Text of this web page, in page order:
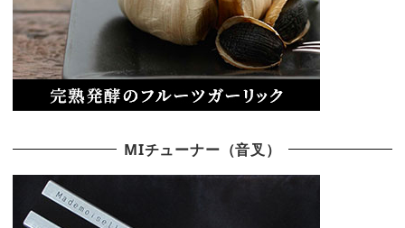
MIチューナー（音叉）